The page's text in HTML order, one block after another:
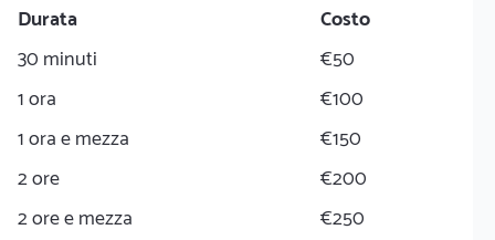
Durata
Costo
30 minuti
€50
1 ora
€100
1 ora e mezza
€150
2 ore
€200
2 ore e mezza
€250